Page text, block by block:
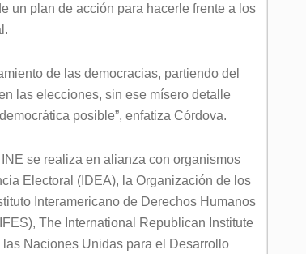
un plan de acción para hacerle frente a los
de las democracias, partiendo del
las elecciones, sin ese mísero detalle
posible”, enfatiza Córdova.
se realiza en alianza con organismos
Electoral (IDEA), la Organización de los
Interamericano de Derechos Humanos
The International Republican Institute
Naciones Unidas para el Desarrollo